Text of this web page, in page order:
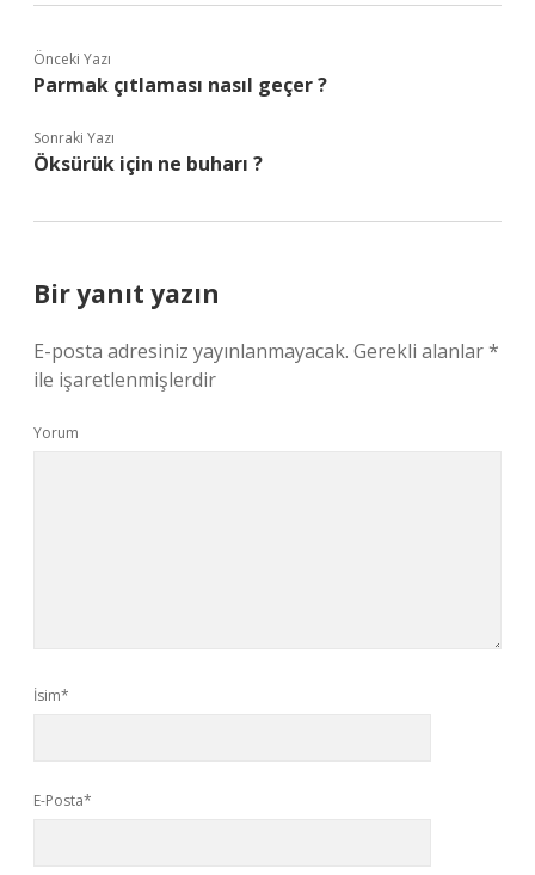
Önceki Yazı
Parmak çıtlaması nasıl geçer ?
Sonraki Yazı
Öksürük için ne buharı ?
Bir yanıt yazın
E-posta adresiniz yayınlanmayacak. Gerekli alanlar*
ile işaretlenmişlerdir
Yorum
İsim*
E-Posta*